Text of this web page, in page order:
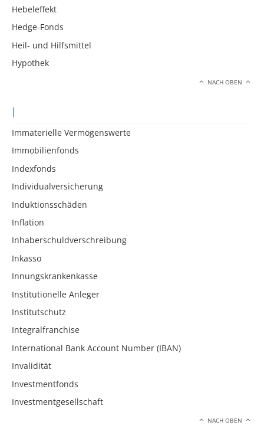
Hebeleffekt
Hedge-Fonds
Heil- und Hilfsmittel
Hypothek
NACH OBEN
I
Immaterielle Vermögenswerte
Immobilienfonds
Indexfonds
Individualversicherung
Induktionsschäden
Inflation
Inhaberschuldverschreibung
Inkasso
Innungskrankenkasse
Institutionelle Anleger
Institutschutz
Integralfranchise
International Bank Account Number (IBAN)
Invalidität
Investmentfonds
Investmentgesellschaft
NACH OBEN